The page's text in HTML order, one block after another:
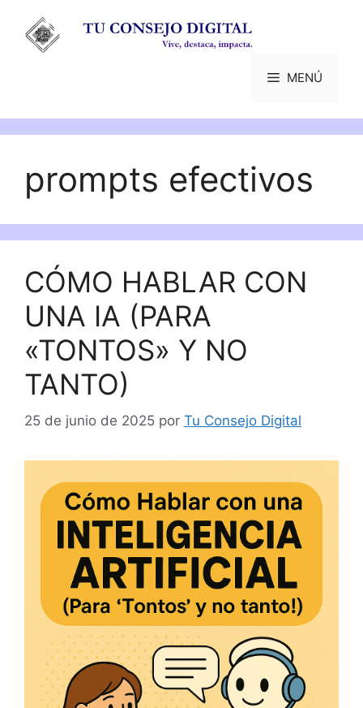
contenido
MENÚ
prompts efectivos
CÓMO HABLAR CON
UNA IA (PARA
«TONTOS» Y NO
TANTO)
25 de junio de 2025 por Tu Consejo Digital